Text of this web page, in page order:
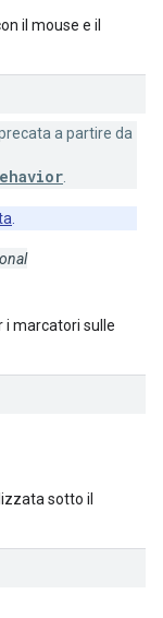
il mouse e il
a partire da
.
.
i marcatori sulle
sotto il